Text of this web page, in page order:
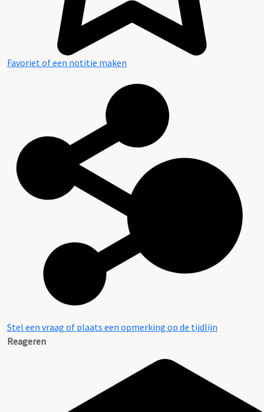
Favoriet of een notitie maken
Stel een vraag of plaats een opmerking op de tijdlijn
Reageren